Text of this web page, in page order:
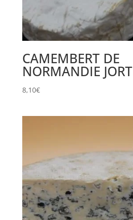
CAMEMBERT DE
NORMANDIE JORT
8,10€